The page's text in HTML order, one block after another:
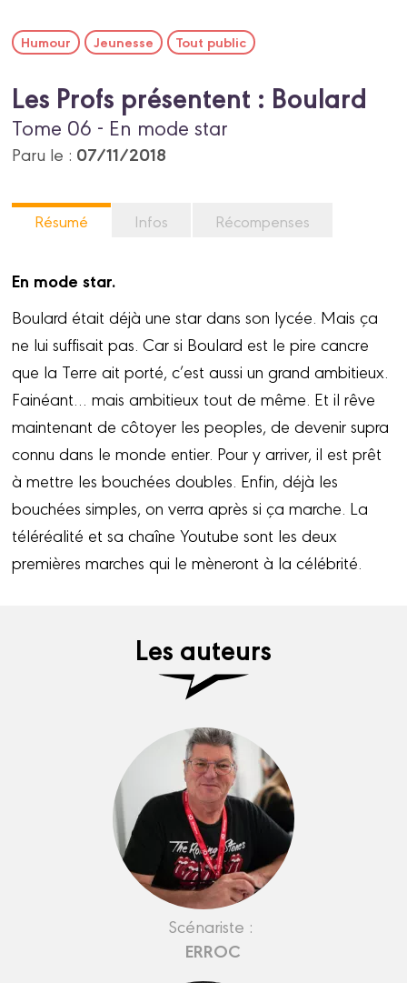
Humour Jeunesse Tout public
Les Profs présentent : Boulard
Tome 06 - En mode star
Paru le : 07/11/2018
Résumé Infos Récompenses
En mode star.
Boulard était déjà une star dans son lycée. Mais ça
ne lui suffisait pas. Car si Boulard est le pire cancre
que la Terre ait porté, c’est aussi un grand ambitieux.
Fainéant… mais ambitieux tout de même. Et il rêve
maintenant de côtoyer les peoples, de devenir supra
connu dans le monde entier. Pour y arriver, il est prêt
à mettre les bouchées doubles. Enfin, déjà les
bouchées simples, on verra après si ça marche. La
téléréalité et sa chaîne Youtube sont les deux
premières marches qui le mèneront à la célébrité.
Les auteurs
Scénariste :
ERROC